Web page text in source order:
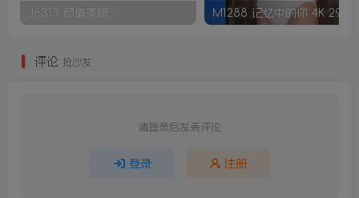
J6313 颜值美腿
评论 抢沙发
请登录后发表评论
登录 注册